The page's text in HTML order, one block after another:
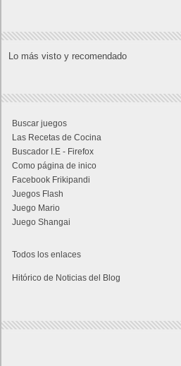
Lo más visto y recomendado
Buscar juegos
Las Recetas de Cocina
Buscador I.E - Firefox
Como página de inico
Facebook Frikipandi
Juegos Flash
Juego Mario
Juego Shangai
Todos los enlaces
Hitórico de Noticias del Blog